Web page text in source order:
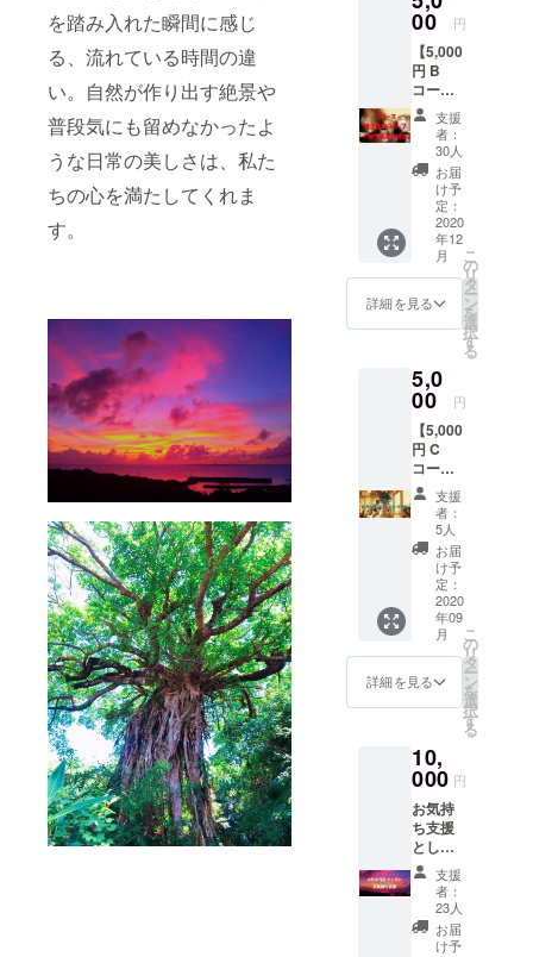
を踏み入れた瞬間に感じ
る、流れている時間の違
い。自然が作り出す絶景や
普段気にも留めなかったよ
うな日常の美しさは、私た
ちの心を満たしてくれま
す。
エンド
ロール
へのお
名前掲
載 ※エ
ンド
ロール
へのお
名前掲
載は希
望者の
みとな
ります
ので支
援時、
必ず備
前をご
記入く
ださ
い。
00 円
【5,000
円 B
コー
ス】 種
子島焼
きの
コップ
＋種子
島産の
緑茶
セット
＋カモ
メオリ
ジナル
ステッ
カー(カ
ゴ・車
いす2枚
組) ＋プ
ロモー
ション
ビデオ
エンド
ロール
へのお
名前掲
ンド
ロール
へのお
名前掲
載は希
望者の
援時、
必ず備
考欄に
ご希望
のお名
前をご
記入く
ださ
い。
支援
者：
30人
お届
け予
定：
2020
年12
月
詳細を見る
こ
の
リ
タ
ー
ン
を
選
択
す
る
5,0
00 円
【5,000
円 C
コー
ス】
オープ
ニング
パー
ティー
チケッ
ト ＋カ
モメオ
リジナ
ルス
テッ
カー(カ
モメロ
いす2枚
組) ＋プ
ロモー
ション
ビデオ
エンド
ロール
へのお
名前掲
載 ※
パー
支援
者：
5人
お届
け予
定：
2020
年09
月
詳細を見る
こ
の
リ
タ
ー
ン
を
選
択
す
る
10,
000 円
お気持
ち支援
として
カモメ
プロ
モー
ション
ビデオ
支援
者：
23人
お届
け予